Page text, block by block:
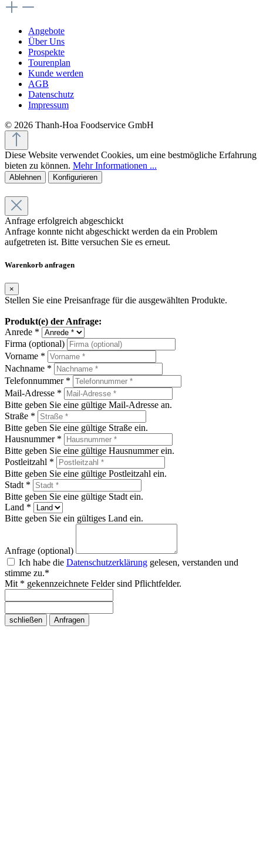
Angebote
Über Uns
Prospekte
Tourenplan
Kunde werden
AGB
Datenschutz
Impressum
© 2026 Thanh-Hoa Foodservice GmbH
Diese Website verwendet Cookies, um eine bestmögliche Erfahrung
bieten zu können. Mehr Informationen ...
Ablehnen Konfigurieren
Anfrage erfolgreich abgeschickt
Anfrage konnte nicht abgeschickt werden da ein Problem
aufgetreten ist. Bitte versuchen Sie es erneut.
Warenkorb anfragen
×
Stellen Sie eine Preisanfrage für die ausgewählten Produkte.
Produkt(e) der Anfrage:
Anrede *
Firma (optional)
Vorname *
Nachname *
Telefonnummer *
Mail-Adresse *
Bitte geben Sie eine gültige Mail-Adresse an.
Straße *
Bitte geben Sie eine gültige Straße ein.
Hausnummer *
Bitte geben Sie eine gültige Hausnummer ein.
Postleitzahl *
Bitte geben Sie eine gültige Postleitzahl ein.
Stadt *
Bitte geben Sie eine gültige Stadt ein.
Land *
Bitte geben Sie ein gültiges Land ein.
Anfrage (optional)
Ich habe die Datenschutzerklärung gelesen, verstanden und
stimme zu.*
Mit * gekennzeichnete Felder sind Pflichtfelder.
schließen Anfragen